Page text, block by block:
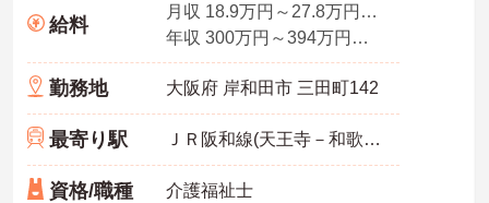
給料
月収 18.9万円～27.8万円程度 ※諸手当込
年収 300万円～394万円程度 ※諸手当込
勤務地 大阪府 岸和田市 三田町142
最寄り駅 ＪＲ阪和線(天王寺－和歌山)「久米田駅」バス・車7分
資格/職種 介護福祉士